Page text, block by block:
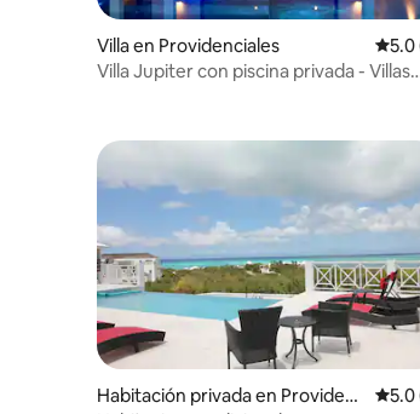
Villa en Providenciales
5.0
Villa Jupiter con piscina privada - Villas
Habitación privada en Providenc
5.0